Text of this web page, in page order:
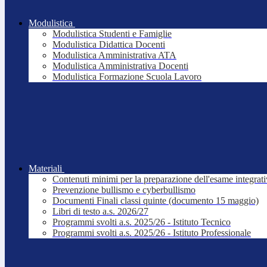
Modulistica
Modulistica Studenti e Famiglie
Modulistica Didattica Docenti
Modulistica Amministrativa ATA
Modulistica Amministrativa Docenti
Modulistica Formazione Scuola Lavoro
Materiali
Contenuti minimi per la preparazione dell'esame
Prevenzione bullismo e cyberbullismo
Documenti Finali classi quinte (documento 15 maggio)
Libri di testo a.s. 2026/27
Programmi svolti a.s. 2025/26 - Istituto Tecnico
Programmi svolti a.s. 2025/26 - Istituto Professionale